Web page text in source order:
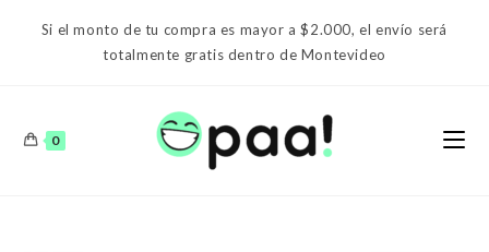
Si el monto de tu compra es mayor a $2.000, el envío será
totalmente gratis dentro de Montevideo
0